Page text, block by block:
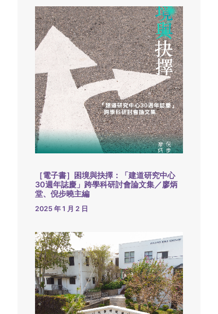
［電子書］困境與抉擇：「建道研究中心
30週年誌慶」跨學科研討會論文集／廖炳
堂、倪步曉主編
2025 年 1 月 2 日